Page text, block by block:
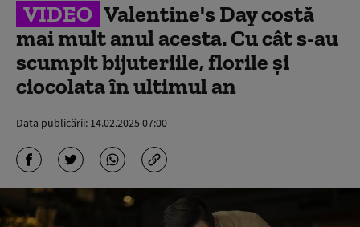
VIDEO Valentine's Day costă
mai mult anul acesta. Cu cât s-au
scumpit bijuteriile, florile și
ciocolata în ultimul an
Data publicării: 14.02.2025 07:00